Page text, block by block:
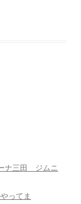
ナ三田 ジムニ
ってま